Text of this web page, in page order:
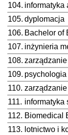
104. informatyka
105. dyplomacja
106. Bachelor of
107. inżynieria
108.
109. psychologia
110. zarządzanie
111. informatyka
112. Biomedical
113. lotnictwo i